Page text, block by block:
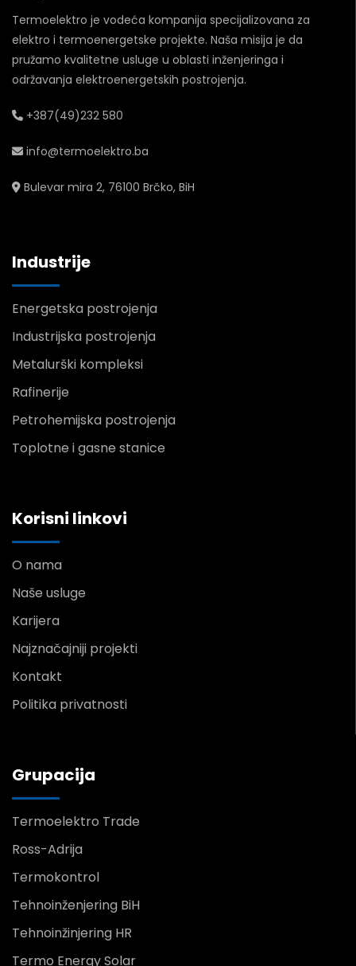
Termoelektro je vodeća kompanija specijalizovana za
elektro i termoenergetske projekte. Naša misija je da
pružamo kvalitetne usluge u oblasti inženjeringa i
održavanja elektroenergetskih postrojenja.
+387(49)232 580
info@termoelektro.ba
Bulevar mira 2, 76100 Brčko, BiH
Industrije
Energetska postrojenja
Industrijska postrojenja
Metalurški kompleksi
Rafinerije
Petrohemijska postrojenja
Toplotne i gasne stanice
Korisni linkovi
O nama
Naše usluge
Karijera
Najznačajniji projekti
Kontakt
Politika privatnosti
Grupacija
Termoelektro Trade
Ross-Adrija
Termokontrol
Tehnoinženjering BiH
Tehnoinžinjering HR
Termo Energy Solar